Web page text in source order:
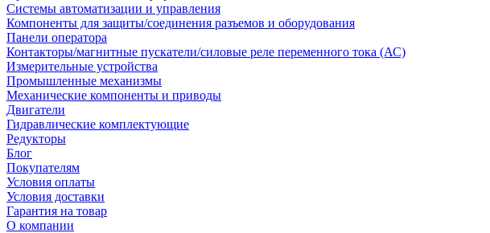
Системы автоматизации и управления
Компоненты для защиты/соединения разъемов и оборудования
Панели оператора
Контакторы/магнитные пускатели/силовые реле переменного тока (АС)
Измерительные устройства
Промышленные механизмы
Механические компоненты и приводы
Двигатели
Гидравлические комплектующие
Редукторы
Блог
Покупателям
Условия оплаты
Условия доставки
Гарантия на товар
О компании